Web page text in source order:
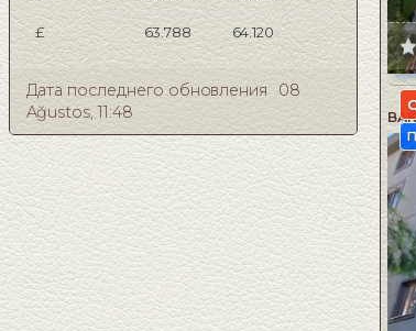
£ 63.788 64.120
Дата последнего обновления 08
Ağustos, 11:48